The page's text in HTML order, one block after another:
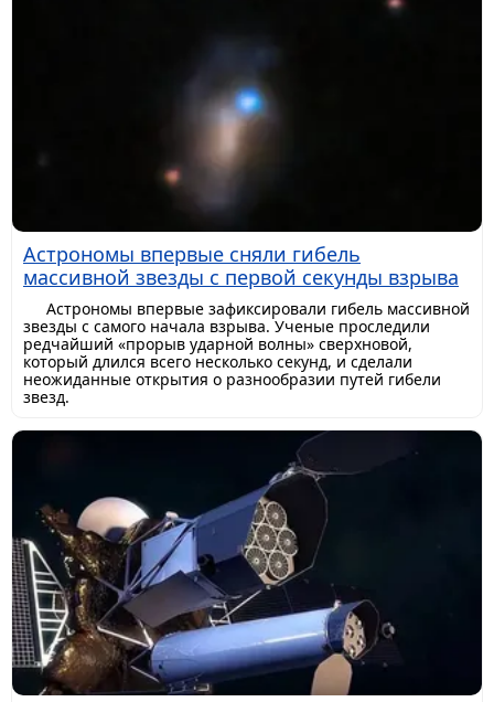
Астрономы впервые сняли гибель
массивной звезды с первой секунды взрыва
Астрономы впервые зафиксировали гибель массивной
звезды с самого начала взрыва. Ученые проследили
редчайший «прорыв ударной волны» сверхновой,
который длился всего несколько секунд, и сделали
неожиданные открытия о разнообразии путей гибели
звезд.